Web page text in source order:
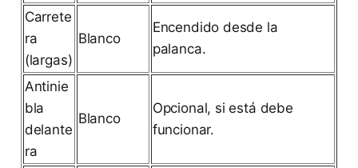
Carrete
ra
(largas)
Blanco
Encendido desde la
palanca.
Antinie
bla
delante
ra
Blanco
Opcional, si está debe
funcionar.